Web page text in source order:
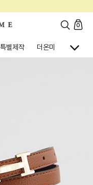
0
특별제작 더온미 골프웨어